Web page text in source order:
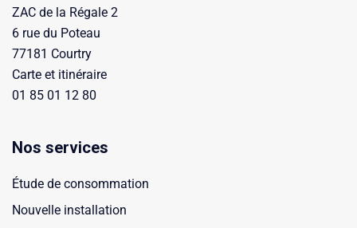
ZAC de la Régale 2
6 rue du Poteau
77181 Courtry
Carte et itinéraire
01 85 01 12 80
Nos services
Étude de consommation
Nouvelle installation